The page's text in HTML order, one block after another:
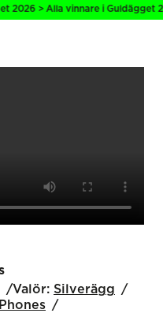
> Alla vinnare i
Valör: Silverägg